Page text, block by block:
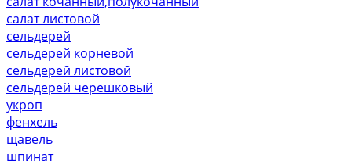
салат листовой
сельдерей
сельдерей корневой
сельдерей листовой
сельдерей черешковый
укроп
фенхель
щавель
шпинат